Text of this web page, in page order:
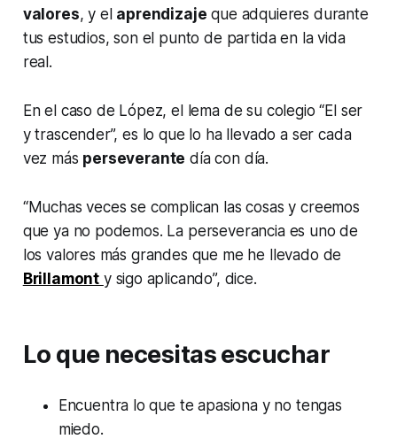
valores, y el aprendizaje que adquieres durante
tus estudios, son el punto de partida en la vida
real.
En el caso de López, el lema de su colegio “El ser
y trascender”, es lo que lo ha llevado a ser cada
vez más perseverante día con día.
“Muchas veces se complican las cosas y creemos
que ya no podemos. La perseverancia es uno de
los valores más grandes que me he llevado de
Brillamont y sigo aplicando”, dice.
Lo que necesitas escuchar
Encuentra lo que te apasiona y no tengas
miedo.